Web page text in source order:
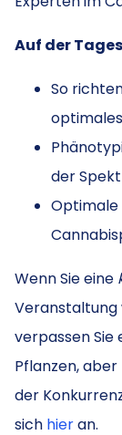
Auf der
So
der
Optimale
Wenn Sie eine
Veranstaltung
verpassen Sie
Pflanzen, aber
der
sich hieran.